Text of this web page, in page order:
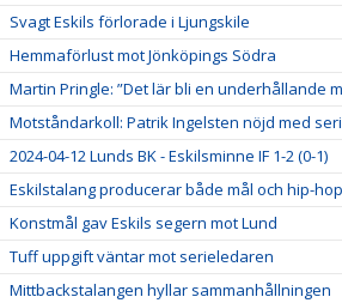
Svagt Eskils förlorade i Ljungskile
Hemmaförlust mot Jönköpings Södra
Martin Pringle: ”Det lär bli en underhållande
Motståndarkoll: Patrik Ingelsten nöjd med
2024-04-12 Lunds BK - Eskilsminne IF 1-2 (0-1)
Eskilstalang producerar både mål och hip-hop
Konstmål gav Eskils segern mot Lund
Tuff uppgift väntar mot serieledaren
Mittbackstalangen hyllar sammanhållningen